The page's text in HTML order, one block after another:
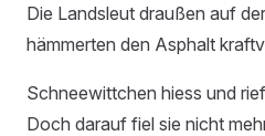
Die Landsleut draußen auf
hämmerten den Asphalt
Schneewittchen hiess und
Doch darauf fiel sie nicht